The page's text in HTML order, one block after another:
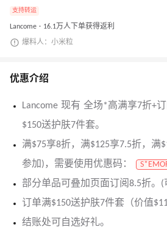
支持转运
Lancome · 16.1万人下单获得返利
爆料人：小米粒
优惠介绍
Lancome 现有 全场*高满享7折+
$150送护肤7件套。
满$75享8折，满$125享7.5折，满
参加)，需要使用优惠码：
部分单品可叠加页面订阅8.5折。(
订单满$150送护肤7件套（价值
结账处可自选好礼。